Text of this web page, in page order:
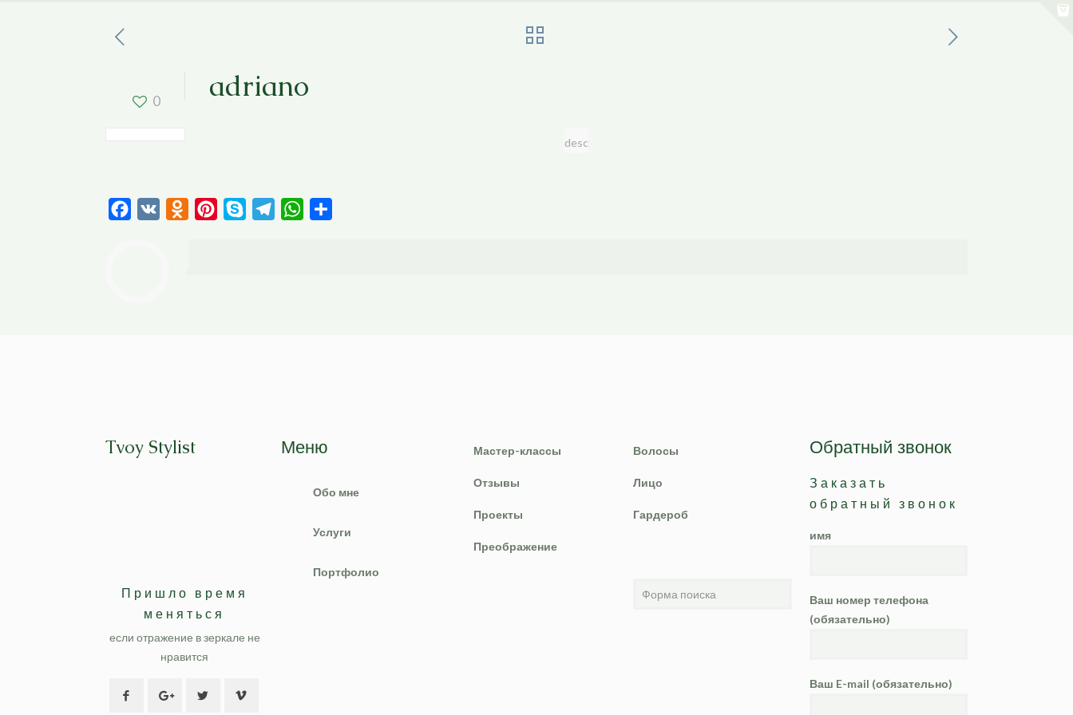
0 adriano
desc
Facebook
VK Odnoklassniki
Pinterest
Skype TelegramWhatsApp
Tvoy Stylist
Пришло время
меняться
если отражение в зеркале не
нравится
Меню
Обо мне
Услуги
Портфолио
Мастер-классы
Отзывы
Проекты
Преображение
Волосы
Лицо
Гардероб
Обратный звонок
Заказать
обратный звонок
имя
Ваш номер телефона
(обязательно)
Ваш E-mail (обязательно)